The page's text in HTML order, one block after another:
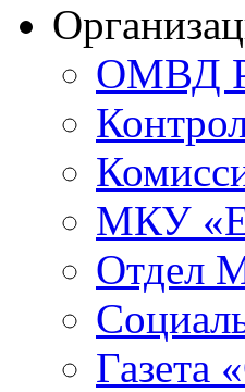
ОМВД
МКУ
Отдел
Газета